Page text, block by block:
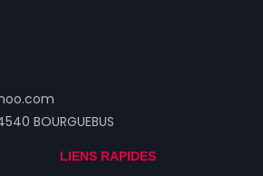
BOURGUEBUS
LIENS RAPIDES